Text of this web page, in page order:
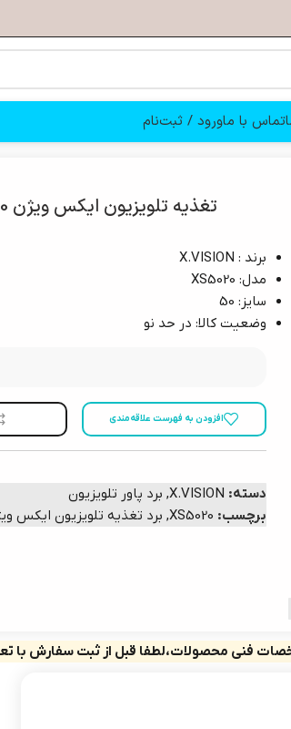
تماس با ماورود / ثبت‌نام
تغذیه تلویزیون ایکس ویژن XS5020
برند : X.VISION
مدل: XS5020
سایز: 50
وضعیت کالا: در حد نو
افزودن به فهرست علاقه‌مندی
دسته: X.VISION
, برد پاور تلویزیون
برچسب: XS5020
, برد تغذیه تلویزیون ایکس
فنی محصولات،لطفا قبل از ثبت سفارش با